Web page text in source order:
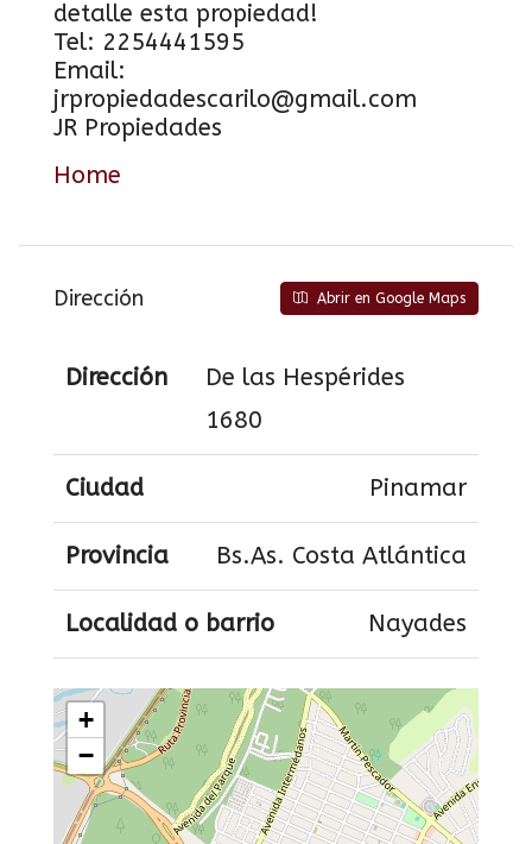
detalle esta propiedad!
Tel: 2254441595
Email:
jrpropiedadescarilo@gmail.com
JR Propiedades
Home
Dirección Abrir en Google Maps
Dirección
De las Hespérides
1680
Ciudad Pinamar
Provincia Bs.As. Costa Atlántica
Localidad o barrio Nayades
+
−